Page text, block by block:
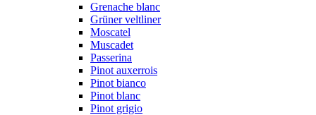
Grenache blanc
Grüner veltliner
Moscatel
Muscadet
Passerina
Pinot auxerrois
Pinot bianco
Pinot blanc
Pinot grigio